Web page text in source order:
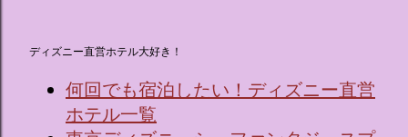
ディズニー直営ホテル大好き！
何回でも宿泊したい！ディズニー直営
ホテル一覧